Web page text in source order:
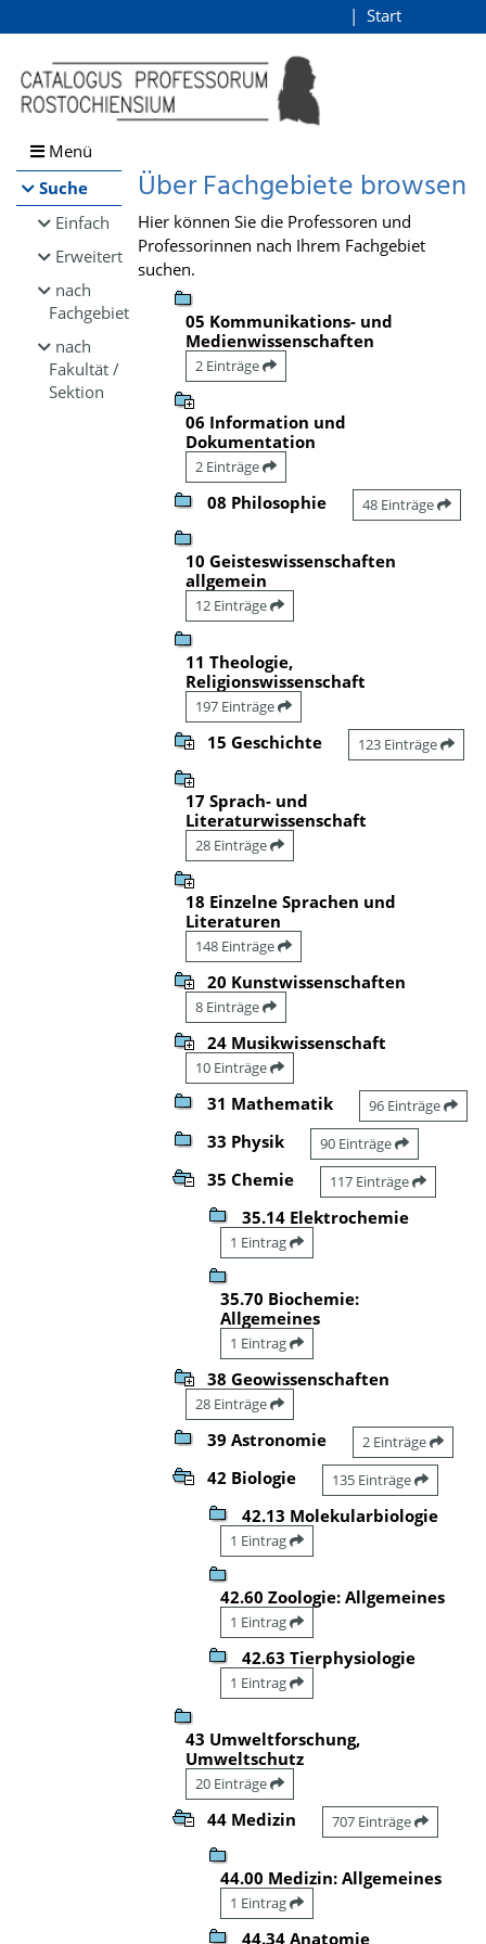
Browsen
direkt zum Inhalt
Start
Menü
Suche
Einfach
Erweitert
nach
Fachgebiet
nach
Fakultät /
Sektion
Über Fachgebiete browsen
Hier können Sie die Professoren und
Professorinnen nach Ihrem Fachgebiet
suchen.
05 Kommunikations- und
Medienwissenschaften
2 Einträge
06 Information und
Dokumentation
2 Einträge
08 Philosophie 48 Einträge
10 Geisteswissenschaften
allgemein
12 Einträge
11 Theologie,
Religionswissenschaft
197 Einträge
15 Geschichte 123 Einträge
17 Sprach- und
Literaturwissenschaft
28 Einträge
18 Einzelne Sprachen und
Literaturen
148 Einträge
20 Kunstwissenschaften
8 Einträge
24 Musikwissenschaft
10 Einträge
31 Mathematik 96 Einträge
33 Physik 90 Einträge
35 Chemie 117 Einträge
35.14 Elektrochemie
1 Eintrag
35.70 Biochemie:
Allgemeines
1 Eintrag
38 Geowissenschaften
28 Einträge
39 Astronomie 2 Einträge
42 Biologie 135 Einträge
42.13 Molekularbiologie
1 Eintrag
42.60 Zoologie: Allgemeines
1 Eintrag
42.63 Tierphysiologie
1 Eintrag
43 Umweltforschung,
Umweltschutz
20 Einträge
44 Medizin 707 Einträge
44.00 Medizin: Allgemeines
1 Eintrag
44.34 Anatomie